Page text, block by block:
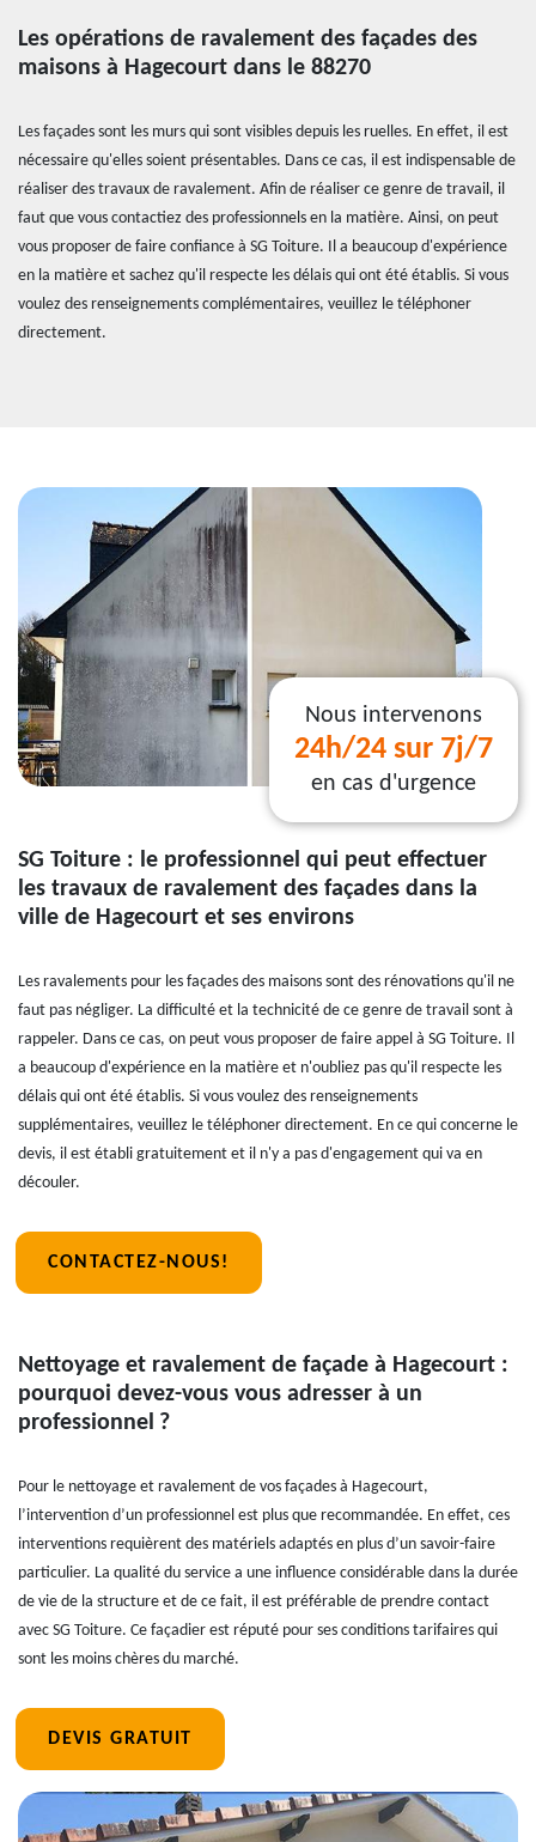
Les opérations de ravalement des façades des
maisons à Hagecourt dans le 88270
Les façades sont les murs qui sont visibles depuis les ruelles. En effet, il est
nécessaire qu'elles soient présentables. Dans ce cas, il est indispensable de
réaliser des travaux de ravalement. Afin de réaliser ce genre de travail, il
faut que vous contactiez des professionnels en la matière. Ainsi, on peut
vous proposer de faire confiance à SG Toiture. Il a beaucoup d'expérience
en la matière et sachez qu'il respecte les délais qui ont été établis. Si vous
voulez des renseignements complémentaires, veuillez le téléphoner
directement.
Nous intervenons
24h/24 sur 7j/7
en cas d'urgence
SG Toiture : le professionnel qui peut effectuer
les travaux de ravalement des façades dans la
ville de Hagecourt et ses environs
Les ravalements pour les façades des maisons sont des rénovations qu'il ne
faut pas négliger. La difficulté et la technicité de ce genre de travail sont à
rappeler. Dans ce cas, on peut vous proposer de faire appel à SG Toiture. Il
a beaucoup d'expérience en la matière et n'oubliez pas qu'il respecte les
délais qui ont été établis. Si vous voulez des renseignements
supplémentaires, veuillez le téléphoner directement. En ce qui concerne le
devis, il est établi gratuitement et il n'y a pas d'engagement qui va en
découler.
CONTACTEZ-NOUS!
Nettoyage et ravalement de façade à Hagecourt :
pourquoi devez-vous vous adresser à un
professionnel ?
Pour le nettoyage et ravalement de vos façades à Hagecourt,
l’intervention d’un professionnel est plus que recommandée. En effet, ces
interventions requièrent des matériels adaptés en plus d’un savoir-faire
particulier. La qualité du service a une influence considérable dans la durée
de vie de la structure et de ce fait, il est préférable de prendre contact
avec SG Toiture. Ce façadier est réputé pour ses conditions tarifaires qui
sont les moins chères du marché.
DEVIS GRATUIT